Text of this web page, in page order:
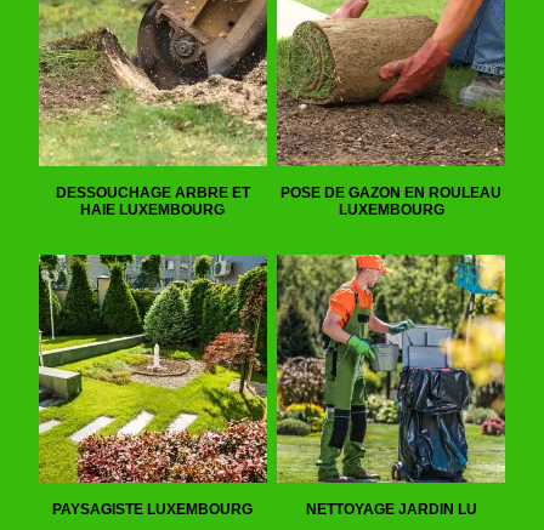
DESSOUCHAGE ARBRE ET
HAIE LUXEMBOURG
POSE DE GAZON EN ROULEAU
LUXEMBOURG
PAYSAGISTE LUXEMBOURG NETTOYAGE JARDIN LU